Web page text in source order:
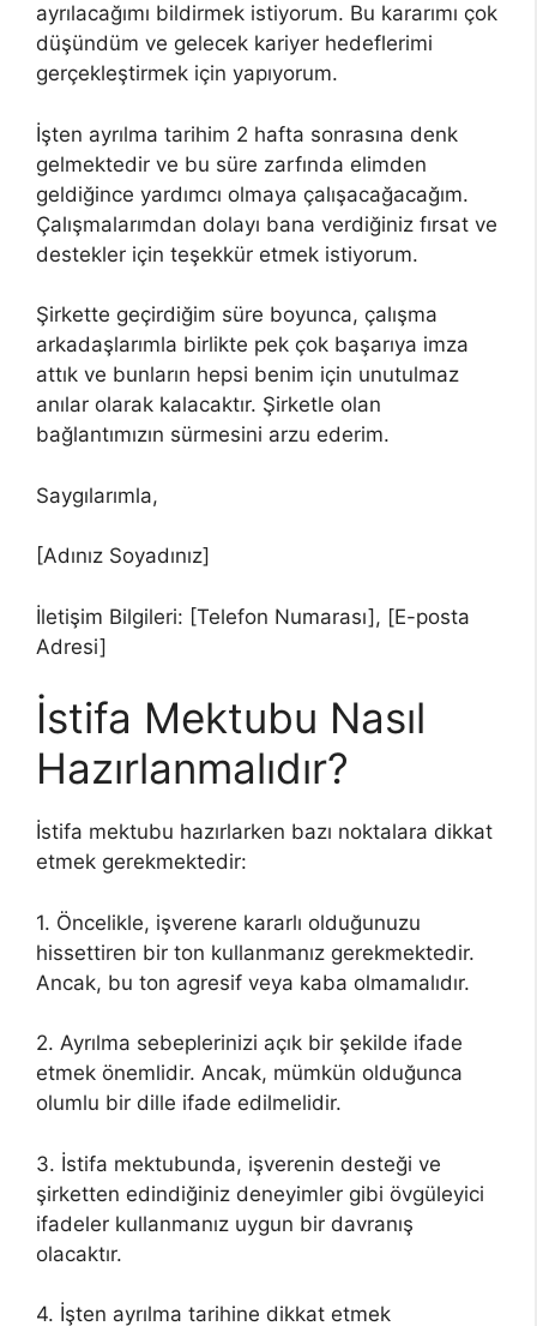
ayrılacağımı bildirmek istiyorum. Bu kararımı çok
düşündüm ve gelecek kariyer hedeflerimi
gerçekleştirmek için yapıyorum.
İşten ayrılma tarihim 2 hafta sonrasına denk
gelmektedir ve bu süre zarfında elimden
geldiğince yardımcı olmaya çalışacağacağım.
Çalışmalarımdan dolayı bana verdiğiniz fırsat ve
destekler için teşekkür etmek istiyorum.
Şirkette geçirdiğim süre boyunca, çalışma
arkadaşlarımla birlikte pek çok başarıya imza
attık ve bunların hepsi benim için unutulmaz
anılar olarak kalacaktır. Şirketle olan
bağlantımızın sürmesini arzu ederim.
Saygılarımla,
[Adınız Soyadınız]
İletişim Bilgileri: [Telefon Numarası], [E-posta
Adresi]
İstifa Mektubu Nasıl
Hazırlanmalıdır?
İstifa mektubu hazırlarken bazı noktalara dikkat
etmek gerekmektedir:
1. Öncelikle, işverene kararlı olduğunuzu
hissettiren bir ton kullanmanız gerekmektedir.
Ancak, bu ton agresif veya kaba olmamalıdır.
2. Ayrılma sebeplerinizi açık bir şekilde ifade
etmek önemlidir. Ancak, mümkün olduğunca
olumlu bir dille ifade edilmelidir.
3. İstifa mektubunda, işverenin desteği ve
şirketten edindiğiniz deneyimler gibi övgüleyici
ifadeler kullanmanız uygun bir davranış
olacaktır.
4. İşten ayrılma tarihine dikkat etmek